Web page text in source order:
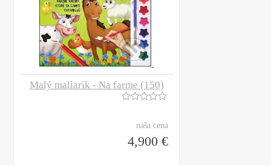
Malý maliarik - Na farme (150)
naša cena
4,900 €